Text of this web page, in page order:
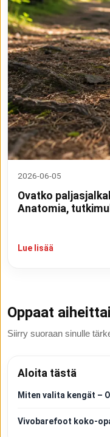
2026-06-05
Ovatko
Anatomia,
Lue lisää
Oppaat
Siirry suoraan sinulle
Aloita tästä
Miten valita kengät –
Vivobarefoot koko-